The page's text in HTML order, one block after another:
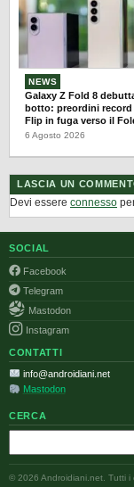
NEWS
Galaxy Z Fold 8
botto: preordini record
Flip in fuga verso il
6 Agosto 2026
LASCIA UN
Devi essere connesso
SOCIAL
Facebook
Telegram
Mastodon
Instagram
CONTATTI
info@androidiani.net
Mastodon
CERCA
© 2026 Androidiani.net. Tutti i